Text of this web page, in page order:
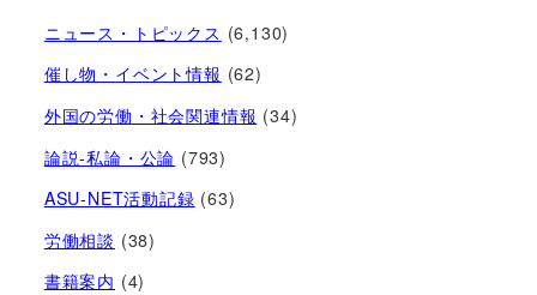
ニュース・トピックス (6,130)
催し物・イベント情報 (62)
外国の労働・社会関連情報 (34)
論説-私論・公論 (793)
ASU-NET活動記録 (63)
労働相談 (38)
書籍案内 (4)